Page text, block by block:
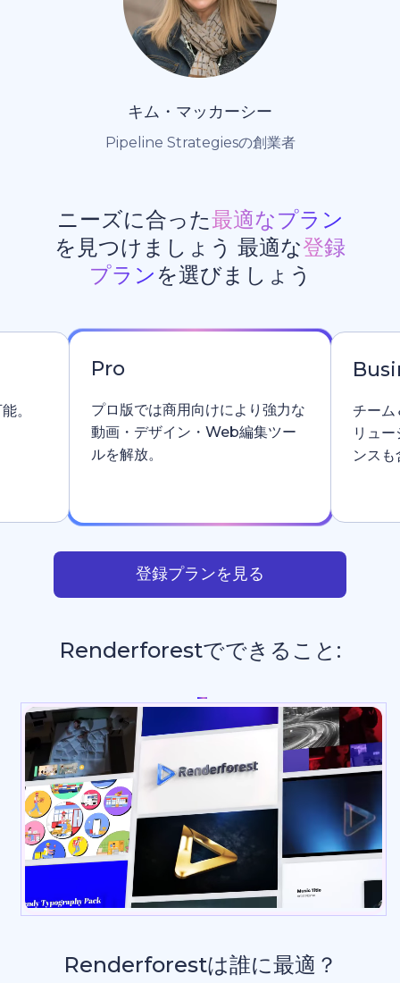
キム・マッカーシー
Pipeline Strategiesの創業者
ニーズに合った最適なプラン
を見つけましょう 最適な登録
プランを選びましょう
。
Pro
プロ版では商用向けにより強力な
動画・デザイン・Web編集ツー
ルを解放。
チーム
リュ
ンス
登録プランを見る
Renderforestでできること:
プレゼ
Renderforestは誰に最適？